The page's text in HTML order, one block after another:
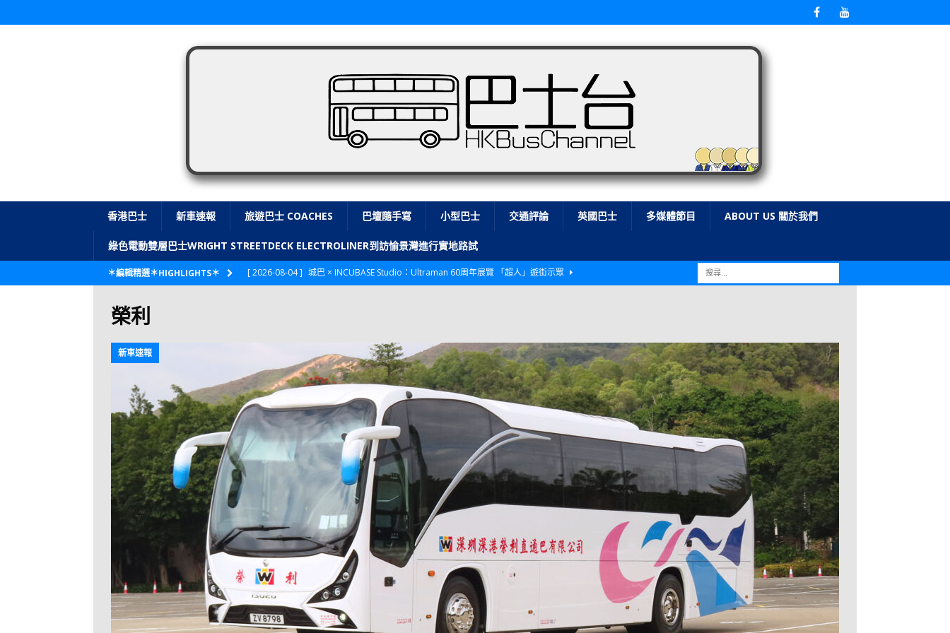
香港巴士 新車速報 旅遊巴士 COACHES 巴壇隨手寫 小型巴士 交通評論 英國巴士 多媒體節目 ABOUT US 關於我們
綠色電動雙層巴士WRIGHT STREETDECK ELECTROLINER到訪愉景灣進行實地路試
＊編輯精選＊HIGHLIGHTS＊ [ 2026-08-04 ] 城巴 × INCUBASE Studio：Ultraman 60周年展覽 「超人」遊街示眾
[ 2026-07-26 ] 【新車速報】第一部 410PS 規格宇通旅遊巴士 – 榮利「樂園快線」仕様
新車速報
[ 2026-07-23 ] 【電車】究竟幾幅插畫係為乜過唔到審批？
公益活動
[ 2026-07-22 ] 【輕鐵】痴卡哇列車2026年暑假陪大家搭「輕鐵發現號」旅遊專綫
MTR 港鐵
[ 2026-07-07 ]
VOLVO 全新電動巴士 BERL 樣板車抵港
[ 2026-07-05 ]
美國國慶250，貼部電車慶祝，準備禮物叫人任影
[ 2026-06-24 ] 校巴終於第一滴血了
巴壇隨手寫
[ 2026-06-23 ] 【纜車】昂坪360正式開展20周年慶典 玩轉「日與夜」好時光
MTR 港
鐵
[ 2026-06-22 ] Adidas FIFA 世界盃 The Yard 巴士巡遊 CITYBUS 城巴
榮利
新車速報